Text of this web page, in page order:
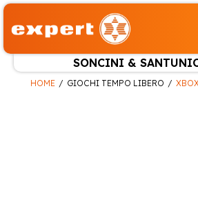
SONCINI &
HOME GIOCHI TEMPO LIBERO